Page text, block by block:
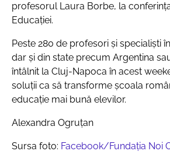
profesorul Laura Borbe, la
Educației.
Peste 280 de profesori și specialiști
dar și din state precum Argentina
întâlnit la Cluj-Napoca în acest
soluții ca să transforme școala
educație mai bună elevilor.
Alexandra Ogruțan
Sursa foto: Facebook/Fundația Noi